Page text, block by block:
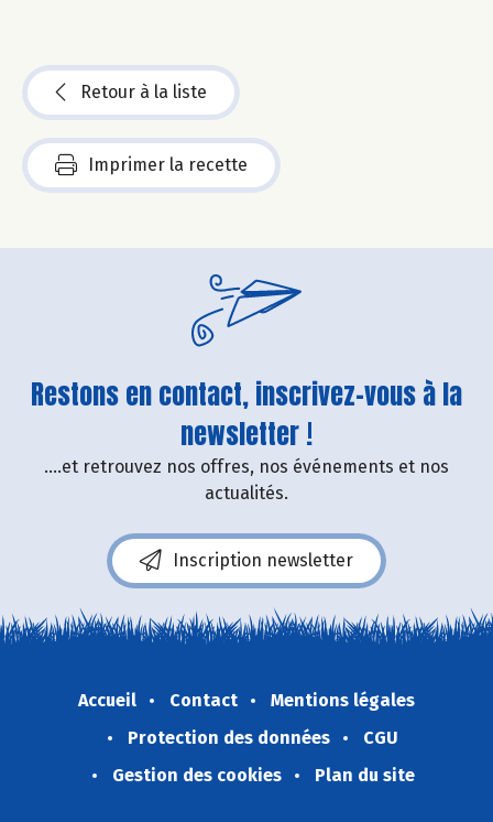
Retour à la liste
Imprimer la recette
Restons en contact, inscrivez-vous à la
newsletter !
....et retrouvez nos offres, nos événements et nos
actualités.
Inscription newsletter
Accueil Contact
Mentions légales
Protection des données
CGU
Gestion des cookies
Plan du site